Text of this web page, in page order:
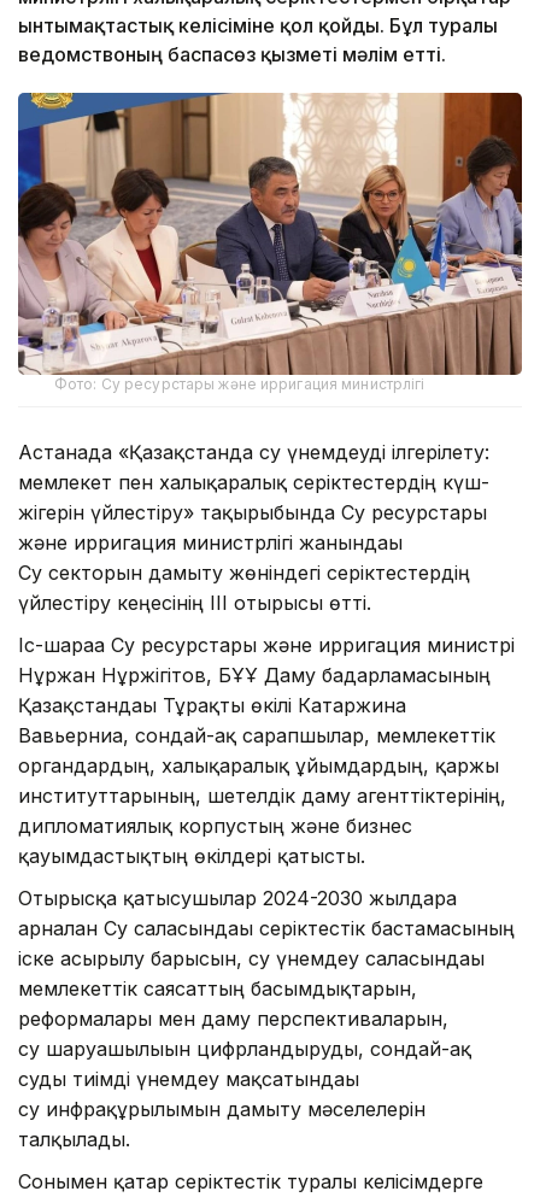
ынтымақтастық келісіміне қол қойды. Бұл туралы
ведомствоның баспасөз қызметі мәлім етті.
Фото: Су ресурстары және ирригация министрлігі
Астанада «Қазақстанда су үнемдеуді ілгерілету:
мемлекет пен халықаралық серіктестердің күш-
жігерін үйлестіру» тақырыбында Су ресурстары
және ирригация министрлігі жанындағы
Су секторын дамыту жөніндегі серіктестердің
үйлестіру кеңесінің III отырысы өтті.
Іс-шараға Су ресурстары және ирригация министрі
Нұржан Нұржігітов, БҰҰ Даму бағдарламасының
Қазақстандағы Тұрақты өкілі Катаржина
Вавьерниа, сондай-ақ сарапшылар, мемлекеттік
органдардың, халықаралық ұйымдардың, қаржы
институттарының, шетелдік даму агенттіктерінің,
дипломатиялық корпустың және бизнес
қауымдастықтың өкілдері қатысты.
Отырысқа қатысушылар 2024-2030 жылдарға
арналған Су саласындағы серіктестік бастамасының
іске асырылу барысын, су үнемдеу саласындағы
мемлекеттік саясаттың басымдықтарын,
реформалары мен даму перспективаларын,
су шаруашылығын цифрландыруды, сондай-ақ
суды тиімді үнемдеу мақсатындағы
су инфрақұрылымын дамыту мәселелерін
талқылады.
Сонымен қатар серіктестік туралы келісімдерге